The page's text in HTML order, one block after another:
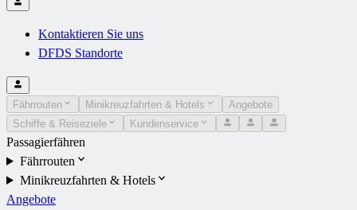
Kontaktieren Sie uns
DFDS Standorte
Fährrouten Minikreuzfahrten & Hotels
Angebote
Schiffe & Reiseziele
Kundenservice
Passagierfähren
Fährrouten
Minikreuzfahrten & Hotels
Angebote